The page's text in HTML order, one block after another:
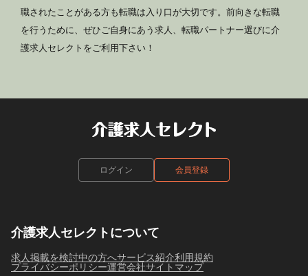
職されたことがある方も転職は入り口が大切です。前向きな転職
を行うために、ぜひご自身にあう求人、転職パートナー選びに介
護求人セレクトをご利用下さい！
ログイン 会員登録
介護求人セレクトについて
求人掲載を検討中の方へサービス紹介利用規約
プライバシーポリシー運営会社サイトマップ